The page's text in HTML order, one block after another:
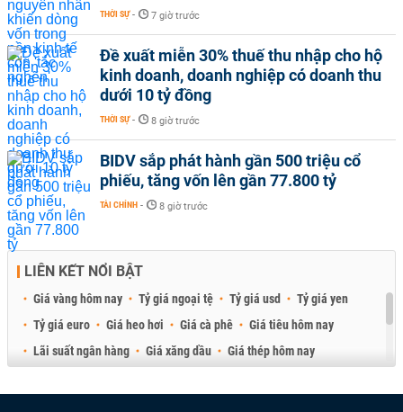
THỜI SỰ - 7 giờ trước
Đề xuất miễn 30% thuế thu nhập cho hộ
kinh doanh, doanh nghiệp có doanh thu
dưới 10 tỷ đồng
THỜI SỰ - 8 giờ trước
BIDV sắp phát hành gần 500 triệu cổ
phiếu, tăng vốn lên gần 77.800 tỷ
TÀI CHÍNH - 8 giờ trước
LIÊN KẾT NỔI BẬT
Giá vàng hôm nay Tỷ giá ngoại tệ Tỷ giá usd
Tỷ giá yen
Tỷ giá euro
Giá heo hơi Giá cà phê
Giá tiêu hôm nay
Lãi suất ngân hàng
Giá xăng dầu
Giá thép hôm nay